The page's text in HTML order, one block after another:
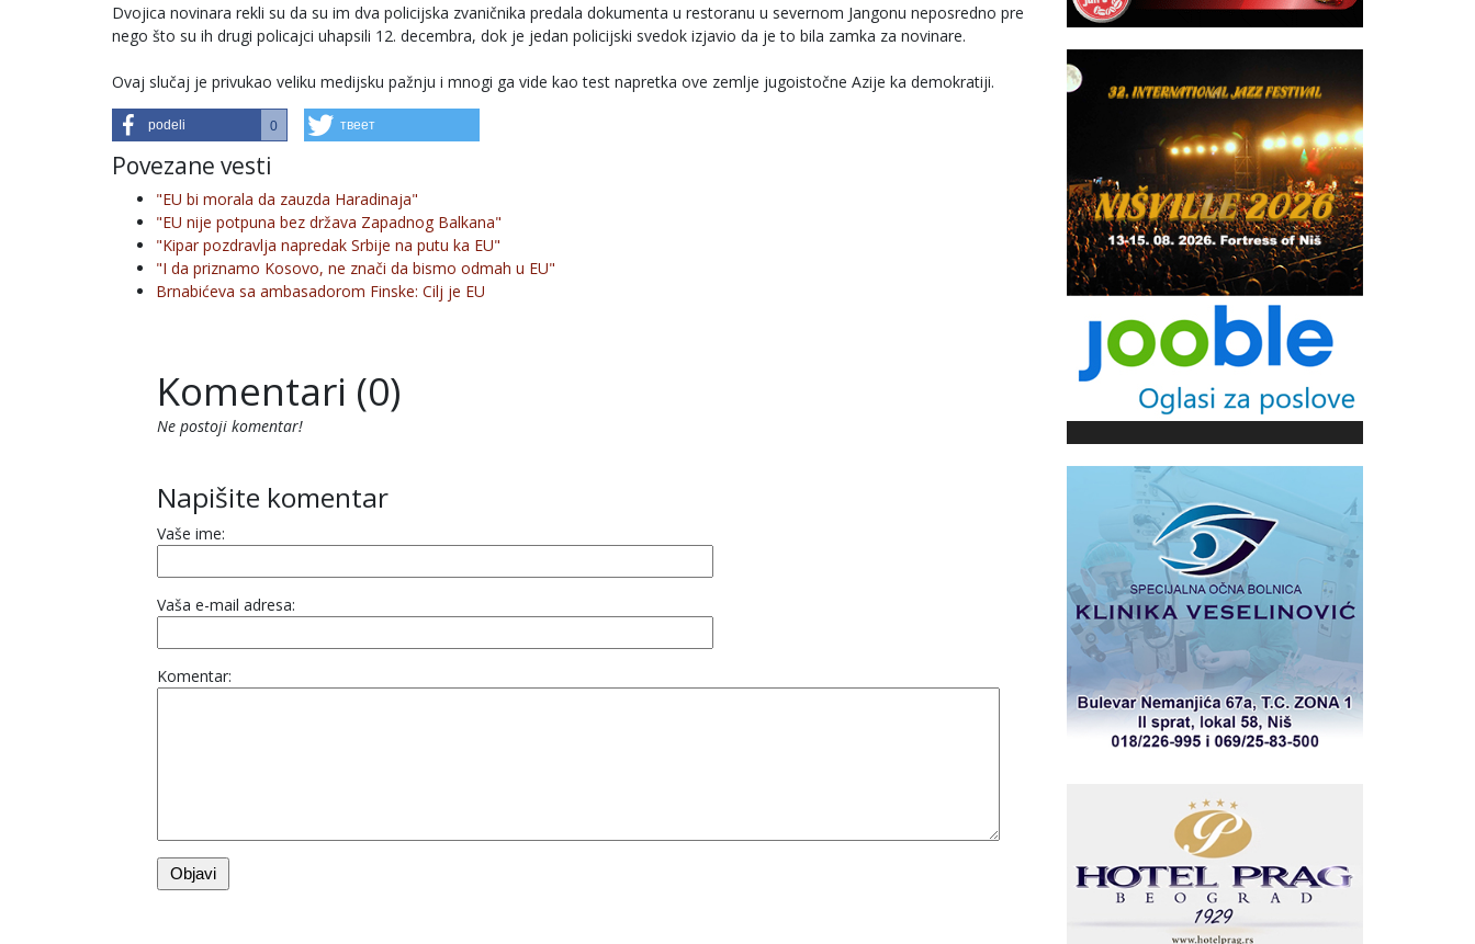
Dvojica novinara rekli su da su im dva policijska zvaničnika predala dokumenta u restoranu u severnom Jangonu neposredno pre
nego što su ih drugi policajci uhapsili 12. decembra, dok je jedan policijski svedok izjavio da je to bila zamka za novinare.
Ovaj slučaj je privukao veliku medijsku pažnju i mnogi ga vide kao test napretka ove zemlje jugoistočne Azije ka demokratiji.
podeli 0 твеет
Povezane vesti
"EU bi morala da zauzda Haradinaja"
"EU nije potpuna bez država Zapadnog Balkana"
"Kipar pozdravlja napredak Srbije na putu ka EU"
"I da priznamo Kosovo, ne znači da bismo odmah u EU"
Brnabićeva sa ambasadorom Finske: Cilj je EU
Komentari (0)
Ne postoji komentar!
Napišite komentar
Vaše ime:
Vaša e-mail adresa:
Komentar: